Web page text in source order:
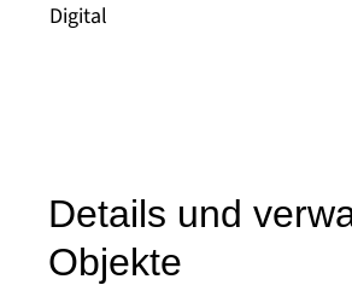
Digital
Details und
Objekte